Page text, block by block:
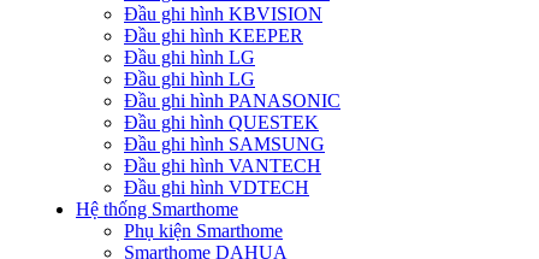
Đầu ghi hình KBVISION
Đầu ghi hình KEEPER
Đầu ghi hình LG
Đầu ghi hình LG
Đầu ghi hình PANASONIC
Đầu ghi hình QUESTEK
Đầu ghi hình SAMSUNG
Đầu ghi hình VANTECH
Đầu ghi hình VDTECH
Hệ thống Smarthome
Phụ kiện Smarthome
Smarthome DAHUA